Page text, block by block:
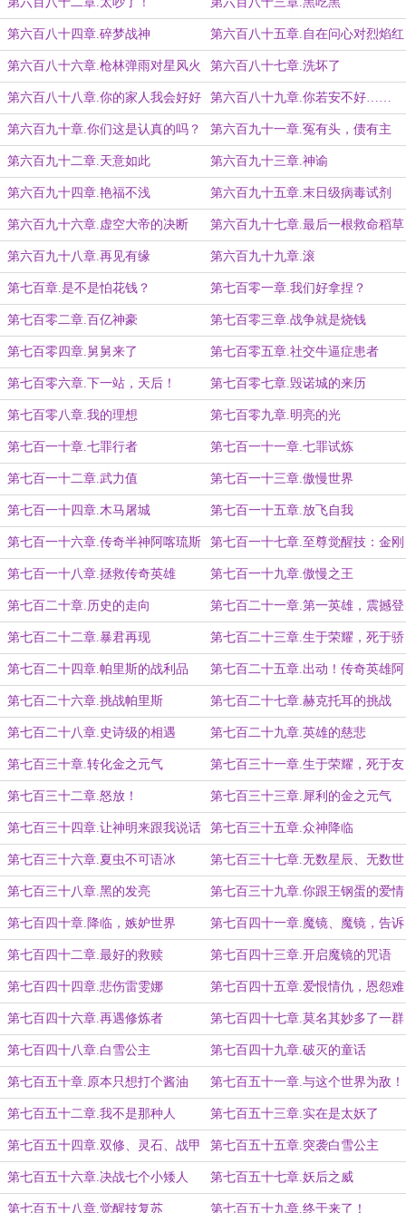
第六百八十四章.碎梦战神 第六百八十五章.自在问心对烈焰红
唇
第六百八十六章.枪林弹雨对星风火
雨
第六百八十七章.洗坏了
第六百八十八章.你的家人我会好好
照顾
第六百八十九章.你若安不好……
第六百九十章.你们这是认真的吗？ 第六百九十一章.冤有头，债有主
第六百九十二章.天意如此 第六百九十三章.神谕
第六百九十四章.艳福不浅 第六百九十五章.末日级病毒试剂
第六百九十六章.虚空大帝的决断 第六百九十七章.最后一根救命稻草
第六百九十八章.再见有缘 第六百九十九章.滚
第七百章.是不是怕花钱？ 第七百零一章.我们好拿捏？
第七百零二章.百亿神豪 第七百零三章.战争就是烧钱
第七百零四章.舅舅来了 第七百零五章.社交牛逼症患者
第七百零六章.下一站，天后！ 第七百零七章.毁诺城的来历
第七百零八章.我的理想 第七百零九章.明亮的光
第七百一十章.七罪行者 第七百一十一章.七罪试炼
第七百一十二章.武力值 第七百一十三章.傲慢世界
第七百一十四章.木马屠城 第七百一十五章.放飞自我
第七百一十六章.传奇半神阿喀琉斯 第七百一十七章.至尊觉醒技：金刚
不坏
第七百一十八章.拯救传奇英雄 第七百一十九章.傲慢之王
第七百二十章.历史的走向 第七百二十一章.第一英雄，震撼登
场！
第七百二十二章.暴君再现 第七百二十三章.生于荣耀，死于骄
傲！
第七百二十四章.帕里斯的战利品 第七百二十五章.出动！传奇英雄阿
喀琉斯
第七百二十六章.挑战帕里斯 第七百二十七章.赫克托耳的挑战
第七百二十八章.史诗级的相遇 第七百二十九章.英雄的慈悲
第七百三十章.转化金之元气 第七百三十一章.生于荣耀，死于友
情！
第七百三十二章.怒放！ 第七百三十三章.犀利的金之元气
第七百三十四章.让神明来跟我说话 第七百三十五章.众神降临
第七百三十六章.夏虫不可语冰 第七百三十七章.无数星辰、无数世
界……
第七百三十八章.黑的发亮 第七百三十九章.你跟王钢蛋的爱情
故事
第七百四十章.降临，嫉妒世界 第七百四十一章.魔镜、魔镜，告诉
我
第七百四十二章.最好的救赎 第七百四十三章.开启魔镜的咒语
第七百四十四章.悲伤雷雯娜 第七百四十五章.爱恨情仇，恩怨难
断
第七百四十六章.再遇修炼者 第七百四十七章.莫名其妙多了一群
敌人
第七百四十八章.白雪公主 第七百四十九章.破灭的童话
第七百五十章.原本只想打个酱油 第七百五十一章.与这个世界为敌！
第七百五十二章.我不是那种人 第七百五十三章.实在是太妖了
第七百五十四章.双修、灵石、战甲 第七百五十五章.突袭白雪公主
第七百五十六章.决战七个小矮人 第七百五十七章.妖后之威
第七百五十八章.觉醒技复苏 第七百五十九章.终于来了！